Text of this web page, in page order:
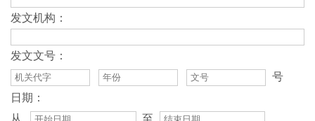
发文机构：
发文文号：
号
日期：
从
至